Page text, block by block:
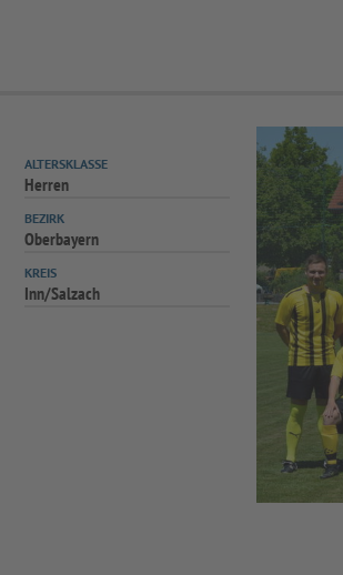
ALTERSKLASSE
Herren
BEZIRK
Oberbayern
KREIS
Inn/Salzach